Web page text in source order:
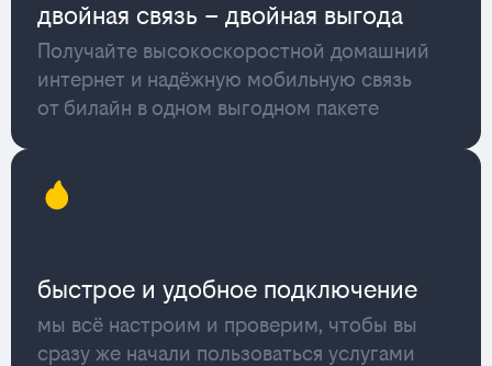
двойная связь – двойная выгода
Получайте высокоскоростной домашний
интернет и надёжную мобильную связь
от билайн в одном выгодном пакете
быстрое и удобное подключение
мы всё настроим и проверим, чтобы вы
сразу же начали пользоваться услугами